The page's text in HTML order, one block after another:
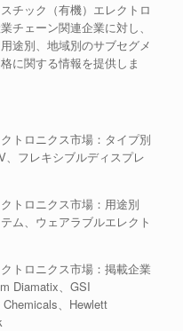
チック（有機）エレクトロ
チェーン関連企業に対し、
途別、地域別のサブセグメ
に関する情報を提供しま
トロニクス市場：タイプ別
、フレキシブルディスプレ
トロニクス市場：用途別
ム、ウェアラブルエレクト
トロニクス市場：掲載企業
Diamatix、GSI
、Hewlett